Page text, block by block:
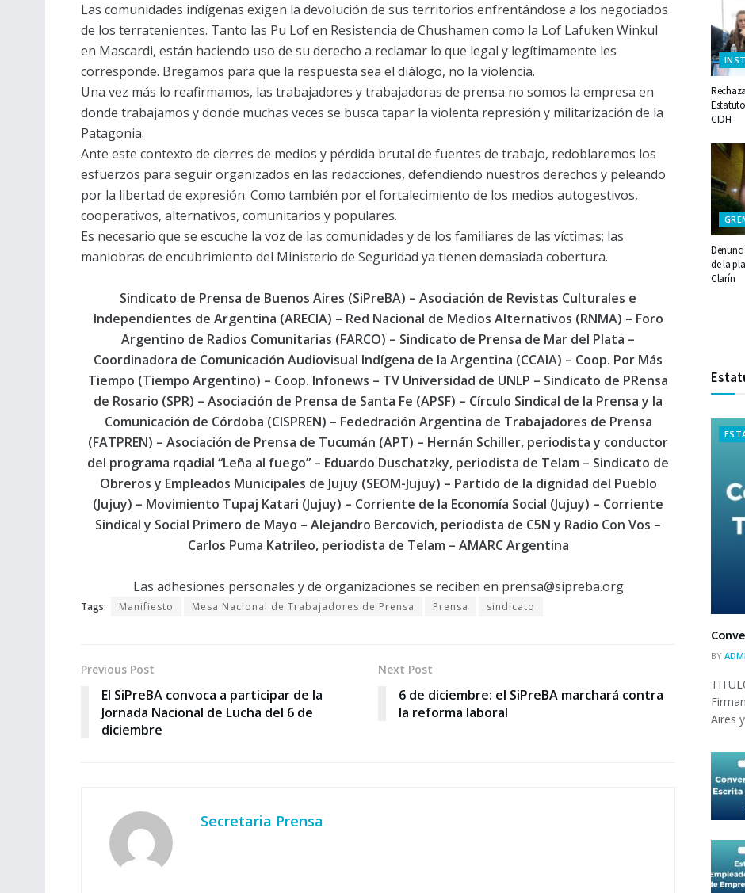
Las comunidades indígenas exigen la devolución de sus territorios enfrentándose a los negociados
de los terratenientes. Tanto las Pu Lof en Resistencia de Chushamen como la Lof Lafuken Winkul
en Mascardi, están haciendo uso de su derecho a reclamar lo que legal y legítimamente les
corresponde. Bregamos para que la respuesta sea el diálogo, no la violencia.
Una vez más lo reafirmamos, las trabajadores y trabajadoras de prensa no somos la empresa en
donde trabajamos y donde muchas veces se busca tapar la violenta represión y militarización de la
Patagonia.
Ante este contexto de cierres de medios y pérdida brutal de fuentes de trabajo, redoblaremos los
esfuerzos para seguir organizados en las redacciones, defendiendo nuestros derechos y peleando
por la libertad de expresión. Como también por el fortalecimiento de los medios autogestivos,
cooperativos, alternativos, comunitarios y populares.
Es necesario que se escuche la voz de las comunidades y de los familiares de las víctimas; las
maniobras de encubrimiento del Ministerio de Seguridad ya tienen demasiada cobertura.
Sindicato de Prensa de Buenos Aires (SiPreBA) – Asociación de Revistas Culturales e
Independientes de Argentina (ARECIA) – Red Nacional de Medios Alternativos (RNMA) – Foro
Argentino de Radios Comunitarias (FARCO) – Sindicato de Prensa de Mar del Plata –
Coordinadora de Comunicación Audiovisual Indígena de la Argentina (CCAIA) – Coop. Por Más
Tiempo (Tiempo Argentino) – Coop. Infonews – TV Universidad de UNLP – Sindicato de PRensa
de Rosario (SPR) – Asociación de Prensa de Santa Fe (APSF) – Círculo Sindical de la Prensa y la
Comunicación de Córdoba (CISPREN) – Fededración Argentina de Trabajadores de Prensa
(FATPREN) – Asociación de Prensa de Tucumán (APT) – Hernán Schiller, periodista y conductor
del programa rqadial “Leña al fuego” – Eduardo Duschatzky, periodista de Telam – Sindicato de
Obreros y Empleados Municipales de Jujuy (SEOM-Jujuy) – Partido de la dignidad del Pueblo
(Jujuy) – Movimiento Tupaj Katari (Jujuy) – Corriente de la Economía Social (Jujuy) – Corriente
Sindical y Social Primero de Mayo – Alejandro Bercovich, periodista de C5N y Radio Con Vos –
Carlos Puma Katrileo, periodista de Telam – AMARC Argentina
Las adhesiones personales y de organizaciones se reciben en prensa@sipreba.org
Tags: Manifiesto Mesa Nacional de Trabajadores de Prensa Prensa sindicato
Previous Post
El SiPreBA convoca a participar de la
Jornada Nacional de Lucha del 6 de
diciembre
Next Post
6 de diciembre: el SiPreBA marchará contra
la reforma laboral
Secretaria Prensa
CIDH
de la
Clarín
BY
Aires